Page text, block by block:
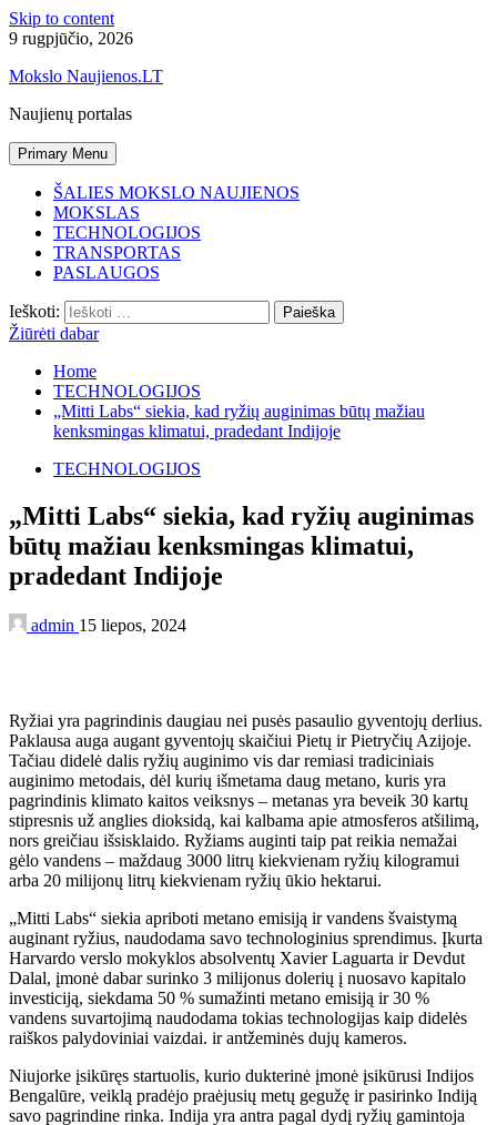
Skip to content
9 rugpjūčio, 2026
Mokslo Naujienos.LT
Naujienų portalas
Primary Menu
ŠALIES MOKSLO NAUJIENOS
MOKSLAS
TECHNOLOGIJOS
TRANSPORTAS
PASLAUGOS
Ieškoti:
Žiūrėti dabar
Home
TECHNOLOGIJOS
„Mitti Labs“ siekia, kad ryžių auginimas būtų mažiau
kenksmingas klimatui, pradedant Indijoje
TECHNOLOGIJOS
„Mitti Labs“ siekia, kad ryžių auginimas
būtų mažiau kenksmingas klimatui,
pradedant Indijoje
admin 15 liepos, 2024
Ryžiai yra pagrindinis daugiau nei pusės pasaulio gyventojų derlius.
Paklausa auga augant gyventojų skaičiui Pietų ir Pietryčių Azijoje.
Tačiau didelė dalis ryžių auginimo vis dar remiasi tradiciniais
auginimo metodais, dėl kurių išmetama daug metano, kuris yra
pagrindinis klimato kaitos veiksnys – metanas yra beveik 30 kartų
stipresnis už anglies dioksidą, kai kalbama apie atmosferos atšilimą,
nors greičiau išsisklaido. Ryžiams auginti taip pat reikia nemažai
gėlo vandens – maždaug 3000 litrų kiekvienam ryžių kilogramui
arba 20 milijonų litrų kiekvienam ryžių ūkio hektarui.
„Mitti Labs“ siekia apriboti metano emisiją ir vandens švaistymą
auginant ryžius, naudodama savo technologinius sprendimus. Įkurta
Harvardo verslo mokyklos absolventų Xavier Laguarta ir Devdut
Dalal, įmonė dabar surinko 3 milijonus dolerių į nuosavo kapitalo
investiciją, siekdama 50 % sumažinti metano emisiją ir 30 %
vandens suvartojimą naudodama tokias technologijas kaip didelės
raiškos palydoviniai vaizdai. ir antžeminės dujų kameros.
Niujorke įsikūręs startuolis, kurio dukterinė įmonė įsikūrusi Indijos
Bengalūre, veiklą pradėjo praėjusių metų gegužę ir pasirinko Indiją
savo pagrindine rinka. Indija yra antra pagal dydį ryžių gamintoja